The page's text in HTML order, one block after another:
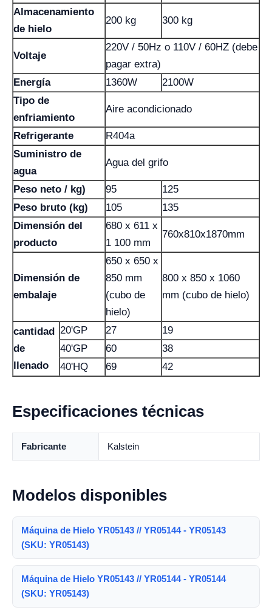
Almacenamiento
de hielo
200 kg 300 kg
Voltaje
220V / 50Hz o 110V / 60HZ (debe
pagar extra)
Energía
1360W
2100W
Tipo de
enfriamiento
Aire acondicionado
Refrigerante
R404a
Suministro de
agua
Agua del grifo
Peso neto / kg) 95
125
Peso bruto (kg)
105
135
Dimensión del
producto
680 x 611 x
1 100 mm
760x810x1870mm
Dimensión de
embalaje
650 x 650 x
850 mm
(cubo de
hielo)
800 x 850 x 1060
mm (cubo de hielo)
cantidad
de
llenado
20'GP 27
19
40'GP
60
38
40'HQ
69 42
Especificaciones técnicas
Fabricante Kalstein
Modelos disponibles
Máquina de Hielo YR05143 // YR05144 - YR05143
(SKU: YR05143)
Máquina de Hielo YR05143 // YR05144 - YR05144
(SKU: YR05143)